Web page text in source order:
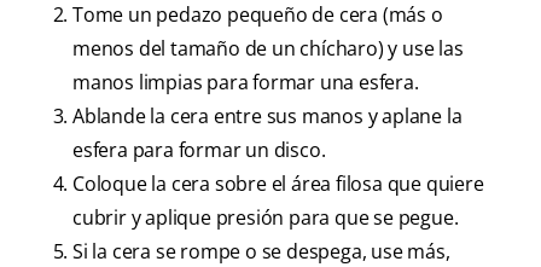
Tome un pedazo pequeño de cera (más o
menos del tamaño de un chícharo) y use las
manos limpias para formar una esfera.
Ablande la cera entre sus manos y aplane la
esfera para formar un disco.
Coloque la cera sobre el área filosa que quiere
cubrir y aplique presión para que se pegue.
Si la cera se rompe o se despega, use más,